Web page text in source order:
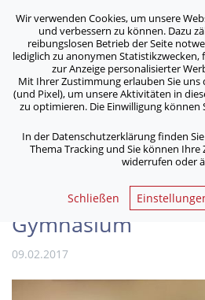
ASB Bonn/Rhein-Sieg/
bewegt Menschen
Home / Aktuelles /
14 neue Schulsanitäterinnen und
und Schulsanitäter
Gymnasium
09.02.2017
Wir verwenden Cookies, um unsere
und verbessern zu können. Dazu
reibungslosen Betrieb der Seite
lediglich zu anonymen
zur Anzeige personalisierter
Mit Ihrer Zustimmung erlauben Sie uns
(und Pixel), um unsere Aktivitäten in
zu optimieren. Die Einwilligung können
In der Datenschutzerklärung finden
Thema Tracking und Sie können
widerrufen oder
Schließen